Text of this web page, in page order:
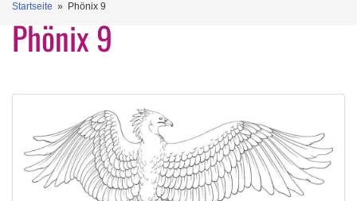
Startseite » Phönix 9
Phönix 9